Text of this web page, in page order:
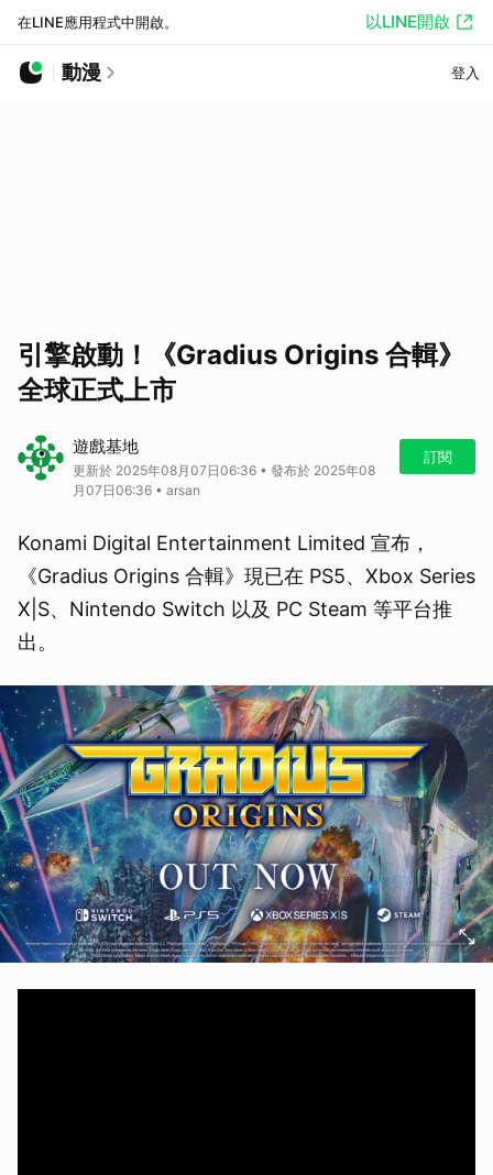
在LINE應用程式中開啟。 以LINE開啟
動漫 登入
引擎啟動！《Gradius Origins 合輯》
全球正式上市
遊戲基地
更新於 2025年08月07日06:36 • 發布於 2025年08
月07日06:36 • arsan
訂閱
Konami Digital Entertainment Limited 宣布，
《Gradius Origins 合輯》現已在 PS5、Xbox Series
X|S、Nintendo Switch 以及 PC Steam 等平台推
出。